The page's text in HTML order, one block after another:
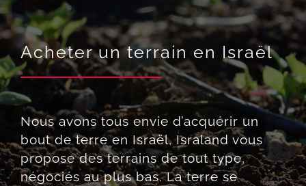
Acheter un terrain en Israël
Nous avons tous envie d’acquérir un
bout de terre en Israël, Israland vous
propose des terrains de tout type,
négociés au plus bas. La terre se